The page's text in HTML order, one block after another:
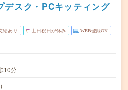
デスク・PCキッティング
給あり 土日祝日が休み WEB登録OK
10分